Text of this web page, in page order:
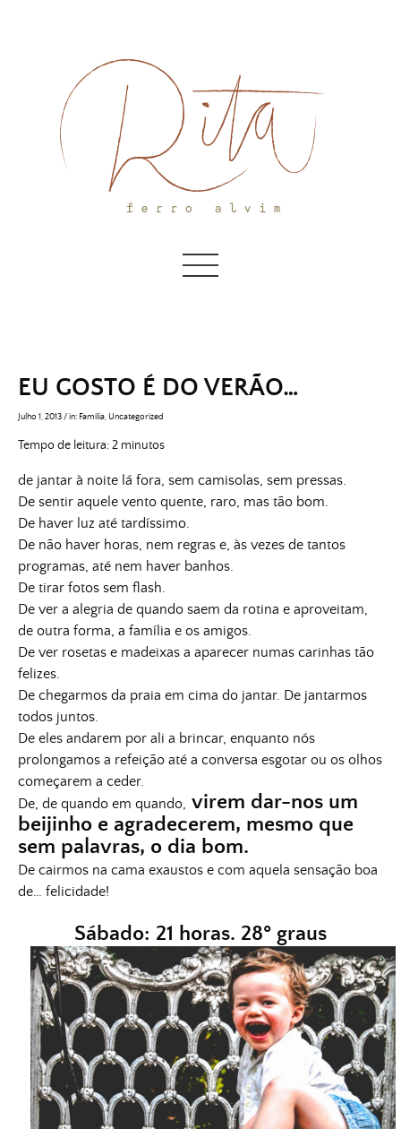
EU GOSTO É DO VERÃO…
Julho 1, 2013/in: Família Uncategorized
Tempo de leitura:2 minutos
de jantar à noite lá fora, sem camisolas, sem pressas.
De sentir aquele vento quente, raro, mas tão bom.
De haver luz até tardíssimo.
De não haver horas, nem regras e, às vezes de tantos
programas, até nem haver banhos.
De tirar fotos sem flash.
De ver a alegria de quando saem da rotina e aproveitam,
de outra forma, a família e os amigos.
De ver rosetas e madeixas a aparecer numas carinhas tão
felizes.
De chegarmos da praia em cima do jantar. De jantarmos
todos juntos.
De eles andarem por ali a brincar, enquanto nós
prolongamos a refeição até a conversa esgotar ou os olhos
começarem a ceder.
De, de quando em quando, virem dar-nos um
beijinho e agradecerem, mesmo que
sem palavras, o dia bom.
De cairmos na cama exaustos e com aquela sensação boa
de… felicidade!
Sábado: 21 horas. 28º graus